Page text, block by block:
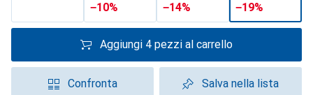
−10% −14% −19%
Aggiungi 4 pezzi al carrello
Confronta Salva nella lista